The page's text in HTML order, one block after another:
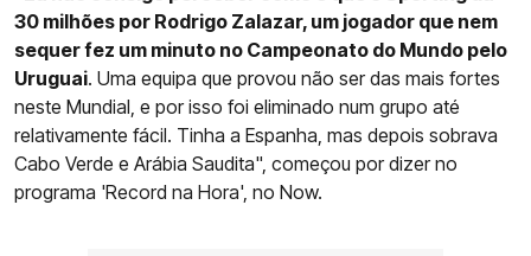
30 milhões por Rodrigo Zalazar, um jogador que nem
sequer fez um minuto no Campeonato do Mundo pelo
Uruguai. Uma equipa que provou não ser das mais fortes
neste Mundial, e por isso foi eliminado num grupo até
relativamente fácil. Tinha a Espanha, mas depois sobrava
Cabo Verde e Arábia Saudita", começou por dizer no
programa 'Record na Hora', no Now.